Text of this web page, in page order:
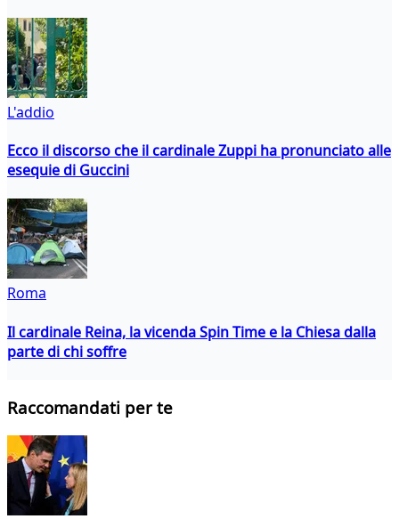
L'addio
Ecco il discorso che il cardinale Zuppi ha pronunciato alle
esequie di Guccini
Roma
Il cardinale Reina, la vicenda Spin Time e la Chiesa dalla
parte di chi soffre
Raccomandati per te